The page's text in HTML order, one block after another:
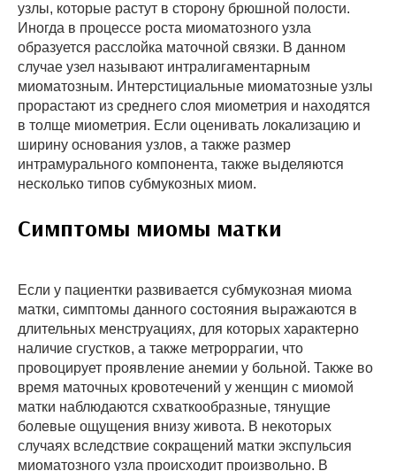
узлы, которые растут в сторону брюшной полости.
Иногда в процессе роста миоматозного узла
образуется расслойка маточной связки. В данном
случае узел называют интралигаментарным
миоматозным. Интерстициальные миоматозные узлы
прорастают из среднего слоя миометрия и находятся
в толще миометрия. Если оценивать локализацию и
ширину основания узлов, а также размер
интрамурального компонента, также выделяются
несколько типов субмукозных миом.
Симптомы миомы матки
Если у пациентки развивается субмукозная миома
матки, симптомы данного состояния выражаются в
длительных менструациях, для которых характерно
наличие сгустков, а также метроррагии, что
провоцирует проявление анемии у больной. Также во
время маточных кровотечений у женщин с миомой
матки наблюдаются схваткообразные, тянущие
болевые ощущения внизу живота. В некоторых
случаях вследствие сокращений матки экспульсия
миоматозного узла происходит произвольно. В